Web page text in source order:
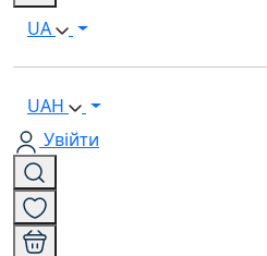
UA
UAH
Увійти